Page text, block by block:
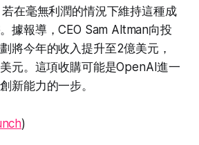
若在毫無利潤的情況下維持這種成
據報導，CEO Sam Altman向投
將今年的收入提升至2億美元，
元。這項收購可能是OpenAI進一
新能力的一步。
)